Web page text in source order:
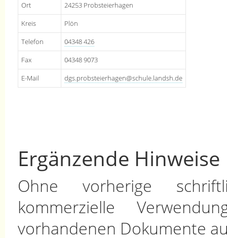
Ort
24253 Probsteierhagen
Kreis
Plön
Telefon
04348 426
Fax
04348 9073
E-Mail
dgs.probsteierhagen@schule.landsh.de
Ergänzende Hinweise
Ohne vorherige
kommerzielle
vorhandenen Dokumente